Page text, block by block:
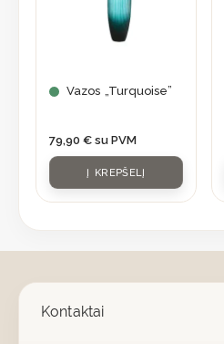
Vazos „Turquoise”
79,90 € su PVM
Į KREPŠELĮ
Kontaktai